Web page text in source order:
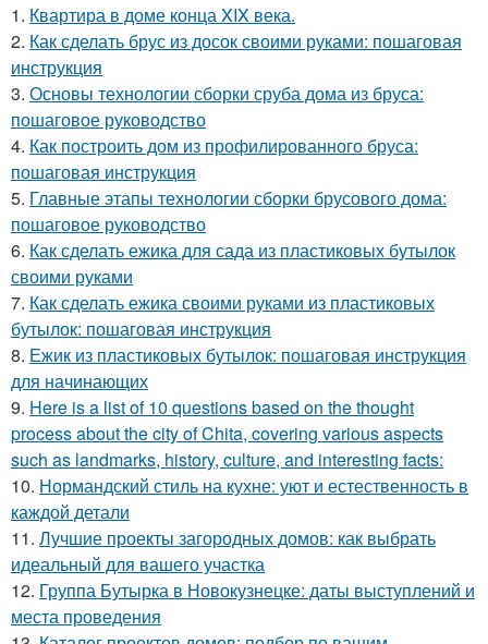
1. Квартира в доме конца XIX века.
2. Как сделать брус из досок своими руками: пошаговая
инструкция
3. Основы технологии сборки сруба дома из бруса:
пошаговое руководство
4. Как построить дом из профилированного бруса:
пошаговая инструкция
5. Главные этапы технологии сборки брусового дома:
пошаговое руководство
6. Как сделать ежика для сада из пластиковых бутылок
своими руками
7. Как сделать ежика своими руками из пластиковых
бутылок: пошаговая инструкция
8. Ежик из пластиковых бутылок: пошаговая инструкция
для начинающих
9. Here is a list of 10 questions based on the thought
process about the city of Chita, covering various aspects
such as landmarks, history, culture, and interesting facts:
10. Нормандский стиль на кухне: уют и естественность в
каждой детали
11. Лучшие проекты загородных домов: как выбрать
идеальный для вашего участка
12. Группа Бутырка в Новокузнецке: даты выступлений и
места проведения